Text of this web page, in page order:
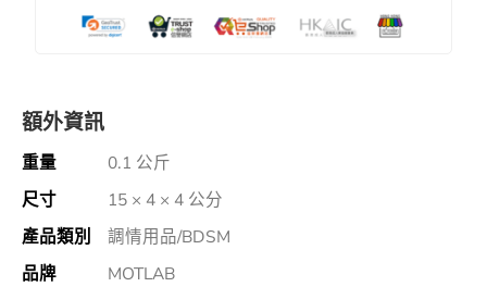
額外資訊
重量
0.1 公斤
尺寸
15 × 4 × 4 公分
產品類別
調情用品/BDSM
品牌
MOTLAB